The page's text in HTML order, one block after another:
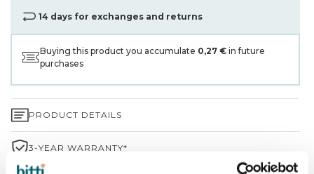
14 days for exchanges and returns
Buying this product you accumulate 0,27 € in future
purchases
PRODUCT DETAILS
3-YEAR WARRANTY*